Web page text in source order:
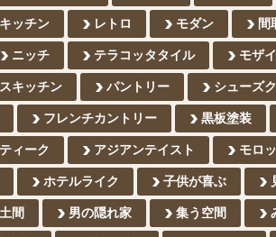
ッチン レトロ モダン 間
ニッチ テラコッタタイル モザ
キッチン パントリー シューズ
フレンチカントリー 黒板塗装
ィーク アジアンテイスト モロ
ホテルライク 子供が喜ぶ
間 男の隠れ家 集う空間